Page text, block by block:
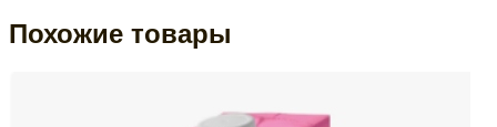
Похожие товары